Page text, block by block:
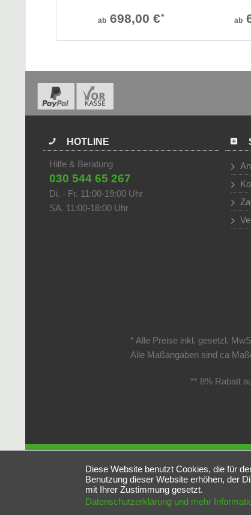
ab698,00 €* ab
HOTLINE
Hilfe & Beratung
030 544 65 267
Di. - Fr. 11:00-19:00 Uhr
SA. 11:00-18:00 Uhr
* Alle Preise inkl. gesetzl.
Alle Maßangaben sind ca
** 8% Rabatt
Diese Website benutzt Cookies, die für
Benutzung dieser Website erhöhen, der
mit Ihrer Zustimmung gesetzt.
Datenschutzerklärung und mehr